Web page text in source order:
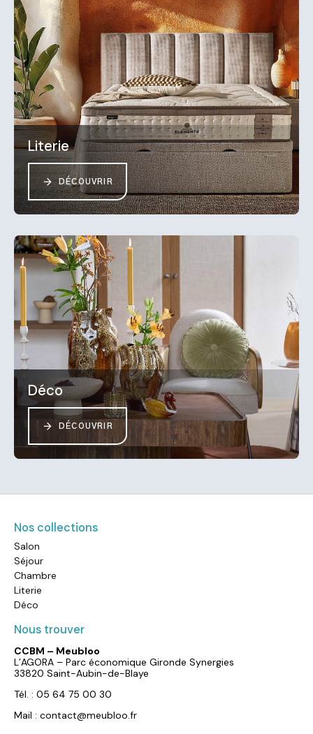
Literie
DÉCOUVRIR
Déco
DÉCOUVRIR
Nos collections
Salon
Séjour
Chambre
Literie
Déco
Nous trouver
CCBM – Meubloo
L’AGORA – Parc économique Gironde Synergies
33820 Saint-Aubin-de-Blaye
Tél. : 05 64 75 00 30
Mail : contact@meubloo.fr